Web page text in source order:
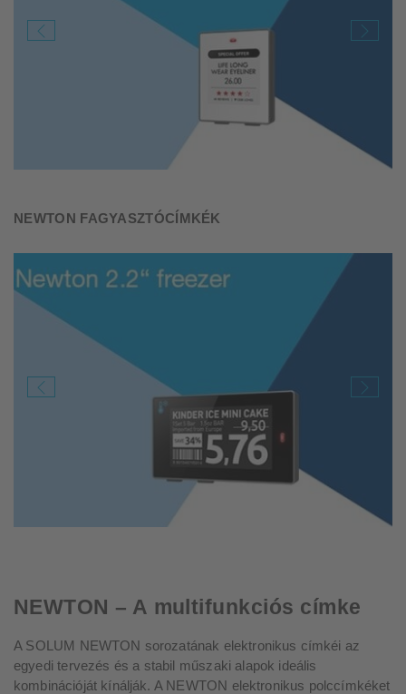
NEWTON FAGYASZTÓCÍMKÉK
NEWTON – A multifunkciós címke
A SOLUM NEWTON sorozatának elektronikus címkéi az
egyedi tervezés és a stabil műszaki alapok ideális
kombinációját kínálják. A NEWTON elektronikus polccímkéket